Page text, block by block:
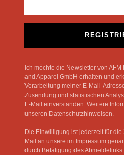
Ich möchte die Newsletter von
and Apparel GmbH erhalten und
Verarbeitung meiner E-Mail-
Zusendung und statistischen
E-Mail einverstanden. Weitere
unseren Datenschutzhinweisen.
Die Einwilligung ist jederzeit für
Mail an unsere im Impressum
durch Betätigung des